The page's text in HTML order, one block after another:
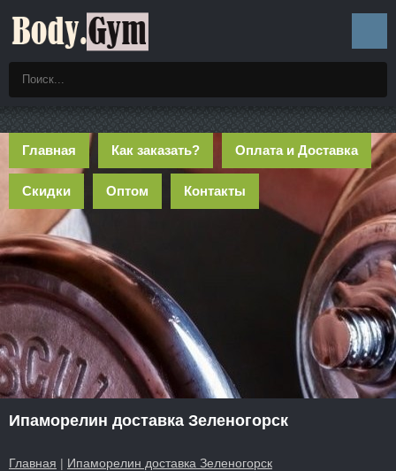
Главная Как заказать? Оплата и Доставка
Скидки Оптом Контакты
Ипаморелин доставка Зеленогорск
Главная | Ипаморелин доставка Зеленогорск